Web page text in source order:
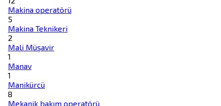
Makina operatörü
5
Makina Teknikeri
2
Mali Müşavir
1
Manav
1
Manikürcü
8
Mekanik bakım operatörü